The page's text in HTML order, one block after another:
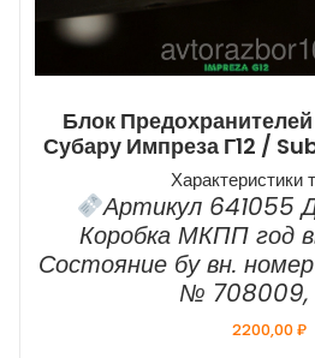
Блок
Субару Импреза Г12 /
Характеристики
Артикул 641055
Коробка МКПП год
Состояние бу вн.
№ 708009,
2200,00₽